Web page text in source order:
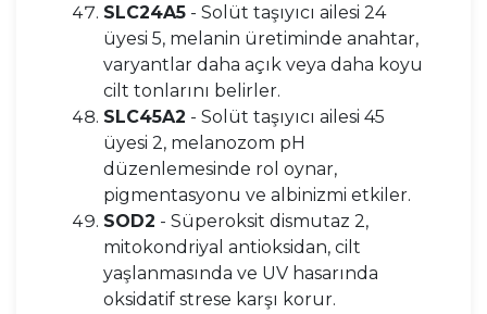
SLC24A5 - Solüt taşıyıcı ailesi 24
üyesi 5, melanin üretiminde anahtar,
varyantlar daha açık veya daha koyu
cilt tonlarını belirler.
SLC45A2 - Solüt taşıyıcı ailesi 45
üyesi 2, melanozom pH
düzenlemesinde rol oynar,
pigmentasyonu ve albinizmi etkiler.
SOD2 - Süperoksit dismutaz 2,
mitokondriyal antioksidan, cilt
yaşlanmasında ve UV hasarında
oksidatif strese karşı korur.